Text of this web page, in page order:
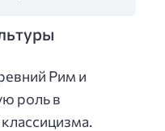
Рим и
роль в